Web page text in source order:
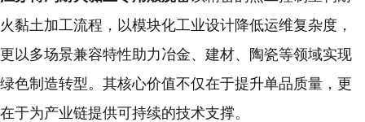
火黏土加工流程，以模块化工业设计降低运维复杂度，
更以多场景兼容特性助力冶金、建材、陶瓷等领域实现
绿色制造转型。其核心价值不仅在于提升单品质量，更
在于为产业链提供可持续的技术支撑。